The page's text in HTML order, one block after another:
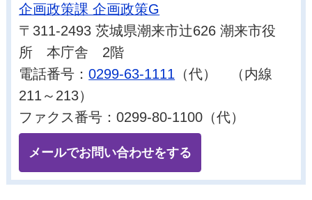
企画政策課 企画政策G
〒311-2493 茨城県潮来市辻626 潮来市役
所 本庁舎 2階
電話番号：0299-63-1111 （代） （内線
211～213）
ファクス番号：0299-80-1100（代）
メールでお問い合わせをする